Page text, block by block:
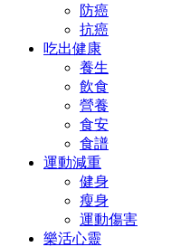
防癌
抗癌
吃出健康
養生
飲食
營養
食安
食譜
運動減重
健身
瘦身
運動傷害
樂活心靈